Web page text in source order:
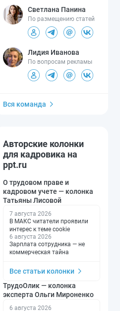
Светлана Панина
По размещению статей
Лидия Иванова
По вопросам рекламы
Вся команда
Авторские колонки
для кадровика на
ppt.ru
О трудовом праве и
кадровом учете — колонка
Татьяны Лисовой
7 августа 2026
В МАКС читатели проявили
интерес к теме cookie
6 августа 2026
Зарплата сотрудника — не
коммерческая тайна
Все статьи колонки
ТрудоОлик — колонка
эксперта Ольги Мироненко
6 августа 2026